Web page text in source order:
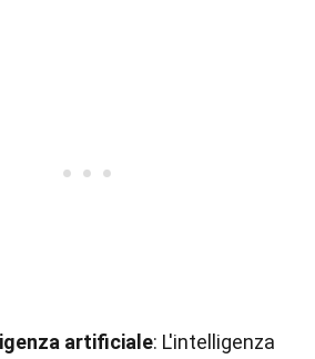
artificiale: L'intelligenza